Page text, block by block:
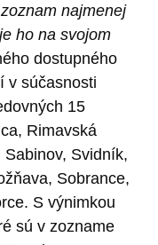
najmenej
ho na svojom
dostupného
v súčasnosti
15
Rimavská
Svidník,
Sobrance,
S výnimkou
sú v zozname